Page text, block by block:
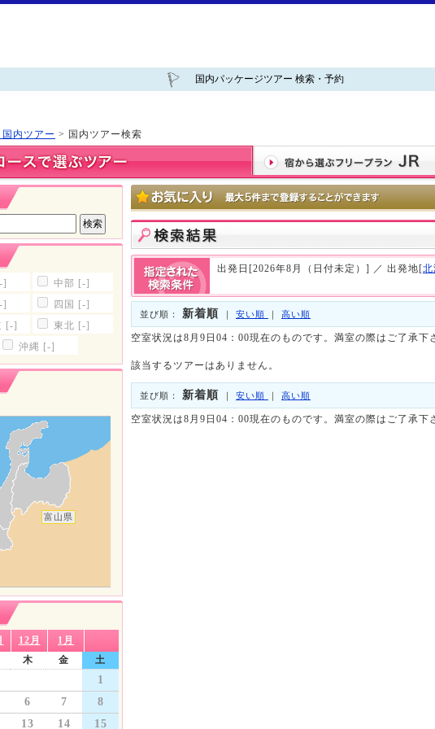
国内パッケージツアー 検索・予約
内ツアー > 国内ツアー検索
] 中部 [-]
] 四国
[-]
[-] 東北 [-]
沖縄 [-]
富山県
12月
1月
木 金 土
1
6 7
8
13 14
15
出発日[2026年8月（日付未定）] ／ 出発地[北
並び順： 新着順 ｜ 安い順 ｜ 高い順
空室状況は8月9日04：00現在のものです。満室の際はご了承下
該当するツアーはありません。
並び順： 新着順 ｜ 安い順 ｜ 高い順
空室状況は8月9日04：00現在のものです。満室の際はご了承下